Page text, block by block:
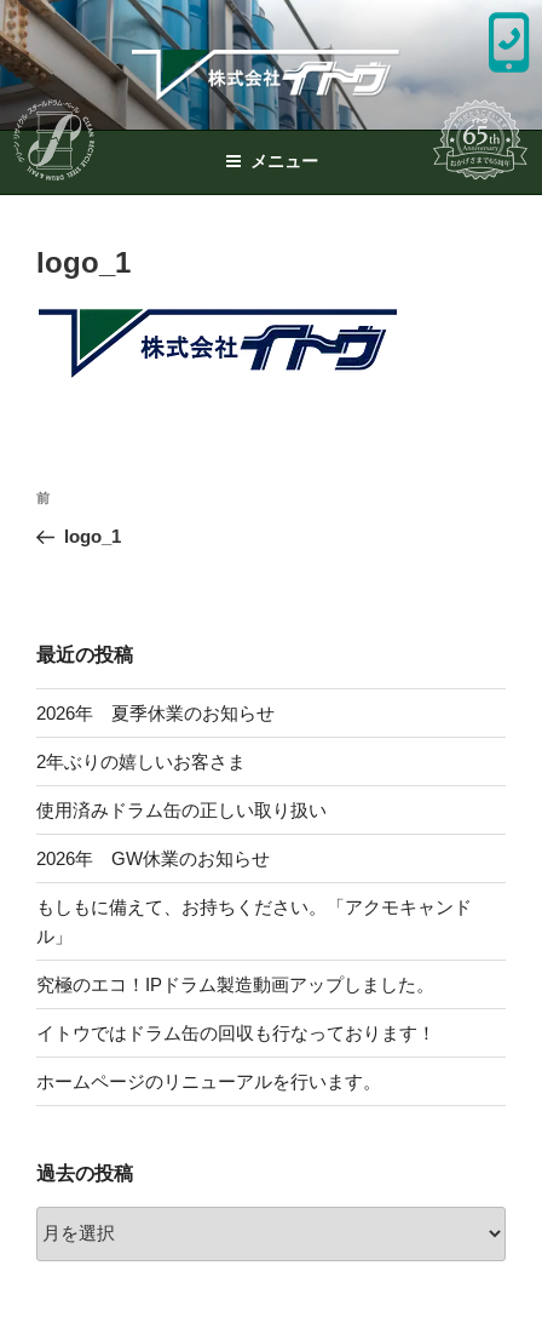
コ
ン
テ
ン
ツ
へ
メニュー
logo_1
投
ナ
ー
シ
ョ
ン
前
の
前
logo_1
最近の投稿
2026年 夏季休業のお知らせ
2年ぶりの嬉しいお客さま
使用済みドラム缶の正しい取り扱い
2026年 GW休業のお知らせ
もしもに備えて、お持ちください。「アクモキャンド
ル」
究極のエコ！IPドラム製造動画アップしました。
イトウではドラム缶の回収も行なっております！
ホームページのリニューアルを行います。
過去の投稿
去